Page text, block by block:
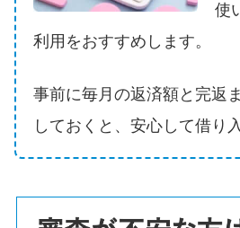
使
利用をおすすめします。
事前に毎月の返済額と完返
しておくと、安心して借り